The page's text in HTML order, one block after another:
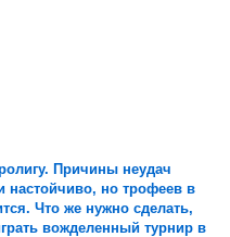
Причины неудач
настойчиво, но трофеев в
Что же нужно сделать,
вожделенный турнир в